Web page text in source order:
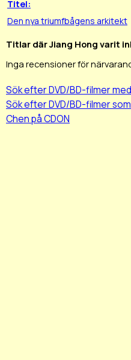
Titel:
Den nya triumfbågens arkitekt
Titlar där Jiang Hong varit
Inga recensioner för
Sök efter DVD/BD-filmer
Sök efter DVD/BD-filmer
Chen på CDON